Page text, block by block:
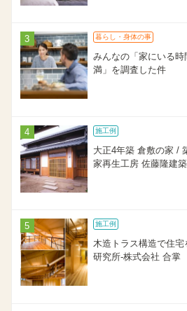
暮らし・身体の事
みんなの「家にいる
満」を調査した件
施工例
大正4年築 倉敷の家 /
家再生工房 佐藤隆建
施工例
木造トラス構造で住
研究所-株式会社 合掌